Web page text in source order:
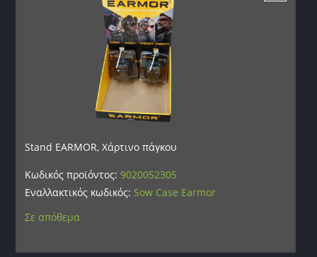
Stand EARMOR, Χάρτινο πάγκου
Κωδικός προϊόντος:9020052305
Εναλλακτικός κωδικός: Sow Case Earmor
Σε απόθεμα